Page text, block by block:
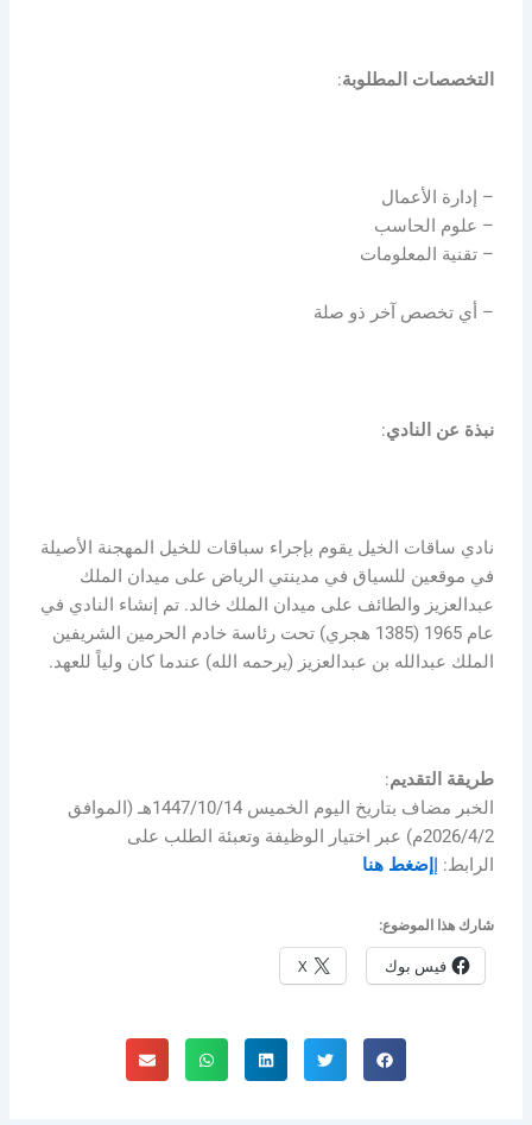
التخصصات المطلوبة:
– إدارة الأعمال
– علوم الحاسب
– تقنية المعلومات
– أي تخصص آخر ذو صلة
نبذة عن النادي:
نادي ساقات الخيل يقوم بإجراء سباقات للخيل المهجنة الأصيلة
في موقعين للسياق في مدينتي الرياض على ميدان الملك
عبدالعزيز والطائف على ميدان الملك خالد. تم إنشاء النادي في
عام 1965 (1385 هجري) تحت رئاسة خادم الحرمين الشريفين
الملك عبدالله بن عبدالعزيز (يرحمه الله) عندما كان ولياً للعهد.
طريقة التقديم:
الخبر مضاف بتاريخ اليوم الخميس 1447/10/14هـ (الموافق
2026/4/2م) عبر اختيار الوظيفة وتعبئة الطلب على
الرابط: إإضغط هنا
شارك هذا الموضوع:
فيس بوك X